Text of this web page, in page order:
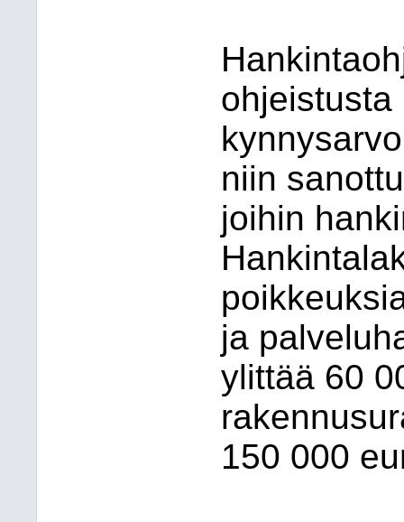
niin
joihin
ja
ylittää 60
150 000